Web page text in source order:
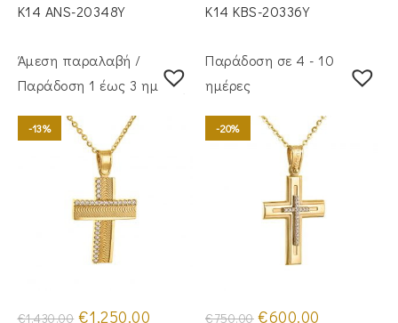
Κ14 ANS-20348Y
Κ14 KBS-20336Y
Άμεση παραλαβή /
Παράδoση 1 έως 3 ημέρες
-13%
€1,430.00 Original
€1,250.00
Παράδοση σε 4 - 10
ημέρες
-20%
€750.00 Original
€600.00